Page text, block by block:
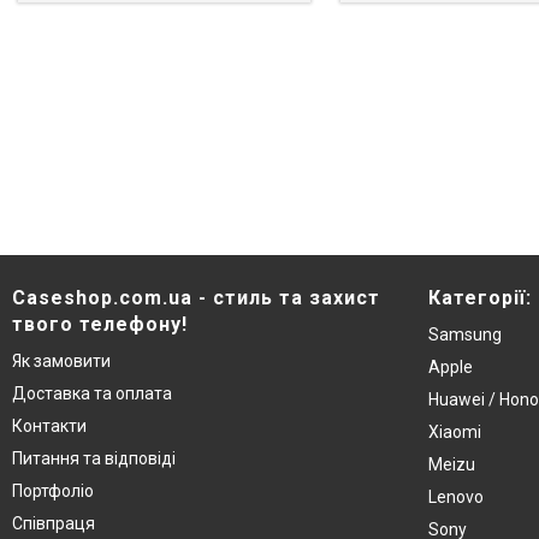
Caseshop.com.ua - стиль та захист
твого телефону!
Як замовити
Доставка та оплата
Контакти
Питання та відповіді
Портфоліо
Співпраця
Категорії:
Samsung
Apple
Huawei /
Xiaomi
Meizu
Lenovo
Sony